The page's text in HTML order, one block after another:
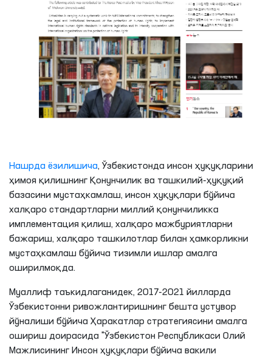
Нашрда ёзилишича, Ўзбекистонда инсон ҳуқуқларини
ҳимоя қилишнинг Қонунчилик ва ташкилий-ҳуқуқий
базасини мустаҳкамлаш, инсон ҳуқуқлари бўйича
халқаро стандартларни миллий қонунчиликка
имплементация қилиш, халқаро мажбуриятларни
бажариш, халқаро ташкилотлар билан ҳамкорликни
мустаҳкамлаш бўйича тизимли ишлар амалга
оширилмоқда.
Муаллиф таъкидлаганидек, 2017-2021 йилларда
Ўзбекистонни ривожлантиришнинг бешта устувор
йўналиши бўйича Ҳаракатлар стратегиясини амалга
ошириш доирасида "Ўзбекистон Республикаси Олий
Мажлисининг Инсон ҳуқуқлари бўйича вакили